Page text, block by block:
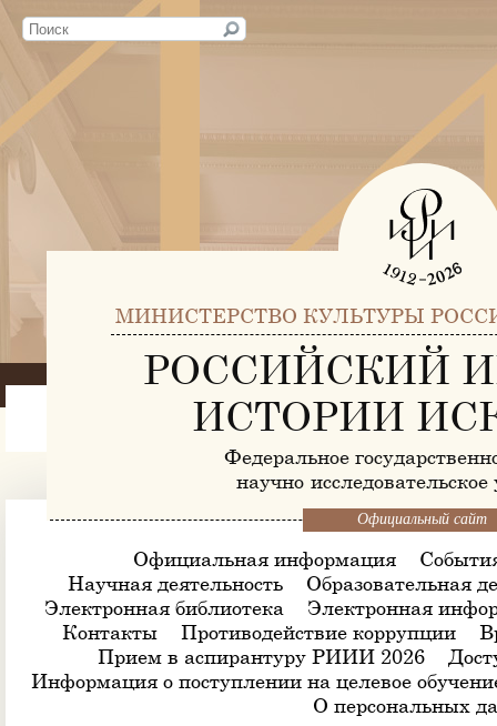
МИНИСТЕРСТВО КУЛЬТУРЫ
РОССИЙСКИЙ
ИСТОРИИ
Федеральное
научно-
Официальный сайт
Официальная информация
Научная деятельность
Образовательная
Электронная библиотека
Электронная
Контакты
Противодействие коррупции
Прием в аспирантуру РИИИ 2026
Информация о поступлении на целевое
О персональных